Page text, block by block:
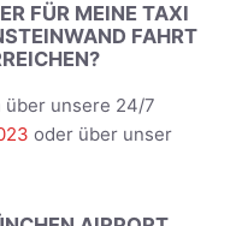
FÜR MEINE TAXI
FAHRT
über unsere 24/7
oder über unser